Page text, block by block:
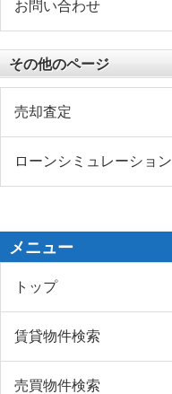
お問い合わせ
その他のページ
売却査定
ローンシミュレーション
メニュー
トップ
賃貸物件検索
売買物件検索